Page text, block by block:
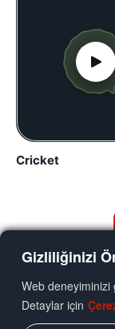
Gizliliğinizi
Web deneyiminizi
Detaylar için
Cricket